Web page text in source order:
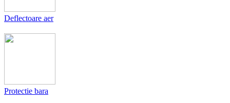
Deflectoare aer
Protectie bara